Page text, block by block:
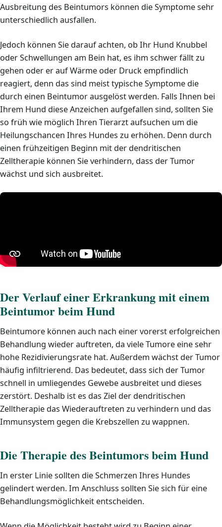
Ausbreitung des Beintumors können die Symptome sehr
unterschiedlich ausfallen.
Jedoch können Sie darauf achten, ob Ihr Hund Knubbel
oder Schwellungen am Bein hat, es ihm schwer fällt zu
gehen oder er auf Wärme oder Druck empfindlich
reagiert, denn das sind meist typische Symptome die
durch einen Beintumor ausgelöst werden. Falls Ihnen bei
Ihrem Hund diese Anzeichen aufgefallen sind, sollten Sie
so früh wie möglich Ihren Tierarzt aufsuchen um die
Heilungschancen Ihres Hundes zu erhöhen. Denn durch
einen frühzeitigen Beginn mit der dendritischen
Zelltherapie können Sie verhindern, dass der Tumor
wächst und sich ausbreitet.
Der Verlauf einer Erkrankung mit einem
Beintumor beim Hund
Beintumore können auch nach einer vorerst erfolgreichen
Behandlung wieder auftreten, da viele Tumore eine sehr
hohe Rezidivierungsrate hat. Außerdem wächst der Tumor
häufig infiltrierend. Das bedeutet, dass sich der Tumor
schnell in umliegendes Gewebe ausbreitet und dieses
zerstört. Deshalb ist es das Ziel der dendritischen
Zelltherapie das Wiederauftreten zu verhindern und das
Immunsystem gegen die Krebszellen zu wappnen.
Die Therapie des Beintumors beim Hund
In erster Linie sollten die Schmerzen Ihres Hundes
gelindert werden. Im Anschluss sollten Sie sich für eine
Behandlungsmöglichkeit entscheiden.